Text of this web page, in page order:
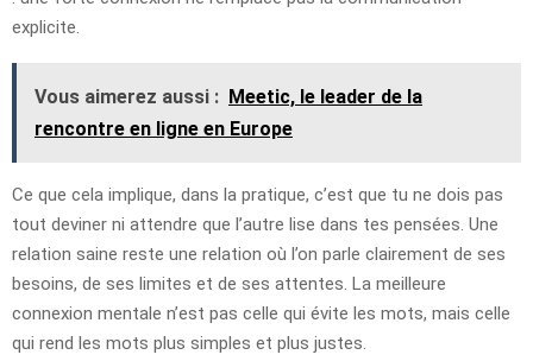
explicite.
Vous aimerez aussi : Meetic, le leader de la
rencontre en ligne en Europe
Ce que cela implique, dans la pratique, c’est que tu ne dois pas
tout deviner ni attendre que l’autre lise dans tes pensées. Une
relation saine reste une relation où l’on parle clairement de ses
besoins, de ses limites et de ses attentes. La meilleure
connexion mentale n’est pas celle qui évite les mots, mais celle
qui rend les mots plus simples et plus justes.